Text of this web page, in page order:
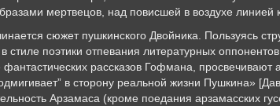
мертвецов, над повисшей в воздухе линией
сюжет пушкинского Двойника. Пользуясь
стиле поэтики отпевания литературных
рассказов Гофмана,
в сторону реальной жизни Пушкина»
Арзамаса (кроме поедания арзамасских